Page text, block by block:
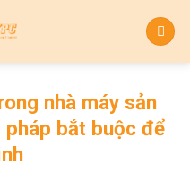
nhà máy sản
bắt buộc để